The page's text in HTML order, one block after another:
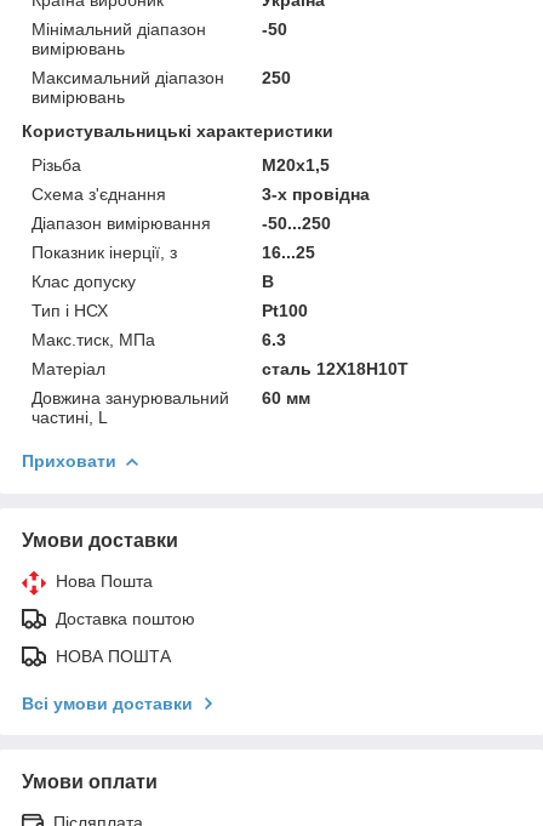
Мінімальний діапазон
вимірювань
-50
Максимальний діапазон
вимірювань
250
Користувальницькі характеристики
Різьба
М20х1,5
Схема з'єднання
3-х провідна
Діапазон вимірювання
-50...250
Показник інерції, з
16...25
Клас допуску
В
Тип і НСХ
Pt100
Макс.тиск, МПа
6.3
Матеріал
сталь 12Х18Н10Т
Довжина занурювальний
частині, L
60 мм
Приховати
Умови доставки
Нова Пошта
Доставка поштою
НОВА ПОШТА
Всі умови доставки
Умови оплати
Післяплата